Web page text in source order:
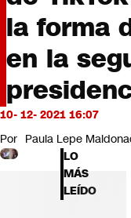
Servicios
Bits
CNN tiempo
Futuro 360
Opinión
la forma
en la
10- 12- 2021 16:07
Por Paula Lepe
LO
MÁS
LEÍDO